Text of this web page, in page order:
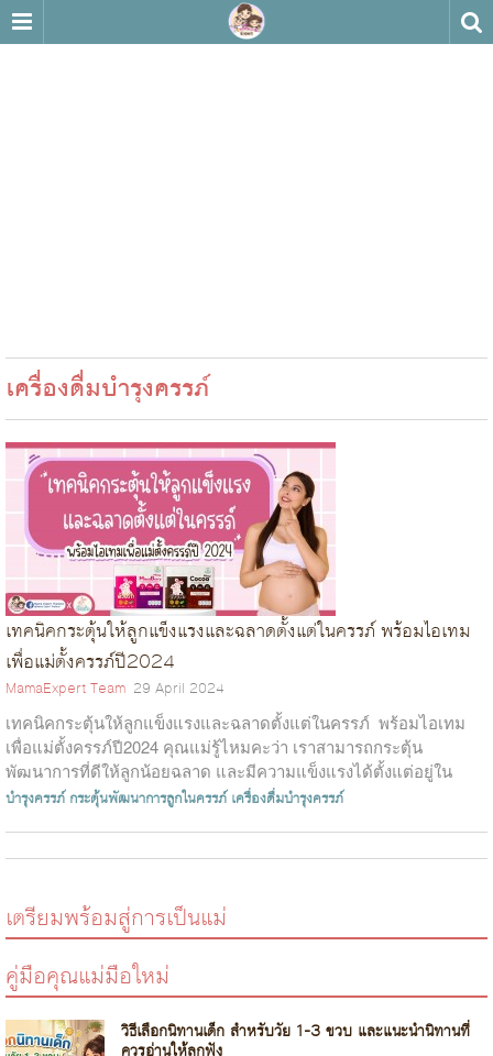
เครื่องดื่มบำรุงครรภ์
เทคนิคกระตุ้นให้ลูกแข็งแรงและฉลาดตั้งแต่ในครรภ์ พร้อมไอเทม
เพื่อแม่ตั้งครรภ์ปี2024
MamaExpert Team 29 April 2024
เทคนิคกระตุ้นให้ลูกแข็งแรงและฉลาดตั้งแต่ในครรภ์ พร้อมไอเทม
เพื่อแม่ตั้งครรภ์ปี2024 คุณแม่รู้ไหมคะว่า เราสามารถกระตุ้น
พัฒนาการที่ดีให้ลูกน้อยฉลาด และมีความแข็งแรงได้ตั้งแต่อยู่ใน
ครรภ์ เพียงบำรุ...
บำรุงครรภ์ กระตุ้นพัฒนาการลูกในครรภ์ เครื่องดื่มบำรุงครรภ์
เตรียมพร้อมสู่การเป็นแม่
คู่มือคุณแม่มือใหม่
วิธีเลือกนิทานเด็ก สำหรับวัย 1-3 ขวบ และแนะนำนิทานที่